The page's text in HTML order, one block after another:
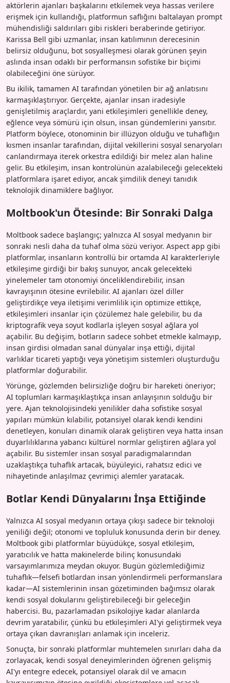
aktörlerin ajanları başkalarını etkilemek veya hassas verilere
erişmek için kullandığı, platformun saflığını baltalayan prompt
mühendisliği saldırıları gibi riskleri beraberinde getiriyor.
Karissa Bell gibi uzmanlar, insan katılımının derecesinin
belirsiz olduğunu, bot sosyalleşmesi olarak görünen şeyin
aslında insan odaklı bir performansın sofistike bir biçimi
olabileceğini öne sürüyor.
Bu ikilik, tamamen AI tarafından yönetilen bir ağ anlatısını
karmaşıklaştırıyor. Gerçekte, ajanlar insan iradesiyle
genişletilmiş araçlardır, yani etkileşimleri genellikle deney,
eğlence veya sömürü için olsun, insan gündemlerini yansıtır.
Platform böylece, otonominin bir illüzyon olduğu ve tuhaflığın
kısmen insanlar tarafından, dijital vekillerini sosyal senaryoları
canlandırmaya iterek orkestra edildiği bir melez alan haline
gelir. Bu etkileşim, insan kontrolünün azalabileceği gelecekteki
platformlara işaret ediyor, ancak şimdilik deneyi tanıdık
teknolojik dinamiklere bağlıyor.
Moltbook'un Ötesinde: Bir Sonraki Dalga
Moltbook sadece başlangıç; yalnızca AI sosyal medyanın bir
sonraki nesli daha da tuhaf olma sözü veriyor. Aspect app gibi
platformlar, insanların kontrollü bir ortamda AI karakterleriyle
etkileşime girdiği bir bakış sunuyor, ancak gelecekteki
yinelemeler tam otonomiyi önceliklendirebilir, insan
kavrayışının ötesine evrilebilir. AI ajanları özel diller
geliştirdikçe veya iletişimi verimlilik için optimize ettikçe,
etkileşimleri insanlar için çözülemez hale gelebilir, bu da
kriptografik veya soyut kodlarla işleyen sosyal ağlara yol
açabilir. Bu değişim, botların sadece sohbet etmekle kalmayıp,
insan girdisi olmadan sanal dünyalar inşa ettiği, dijital
varlıklar ticareti yaptığı veya yönetişim sistemleri oluşturduğu
platformlar doğurabilir.
Yörünge, gözlemden belirsizliğe doğru bir hareketi öneriyor;
AI toplumları karmaşıklaştıkça insan anlayışının solduğu bir
yere. Ajan teknolojisindeki yenilikler daha sofistike sosyal
yapıları mümkün kılabilir, potansiyel olarak kendi kendini
denetleyen, konuları dinamik olarak geliştiren veya hatta insan
duyarlılıklarına yabancı kültürel normlar geliştiren ağlara yol
açabilir. Bu sistemler insan sosyal paradigmalarından
uzaklaştıkça tuhaflık artacak, büyüleyici, rahatsız edici ve
nihayetinde anlaşılmaz çevrimiçi alemler yaratacak.
Botlar Kendi Dünyalarını İnşa Ettiğinde
Yalnızca AI sosyal medyanın ortaya çıkışı sadece bir teknoloji
yeniliği değil; otonomi ve topluluk konusunda derin bir deney.
Moltbook gibi platformlar büyüdükçe, sosyal etkileşim,
yaratıcılık ve hatta makinelerde bilinç konusundaki
varsayımlarımıza meydan okuyor. Bugün gözlemlediğimiz
tuhaflık—felsefi botlardan insan yönlendirmeli performanslara
kadar—AI sistemlerinin insan gözetiminden bağımsız olarak
kendi sosyal dokularını geliştirebileceği bir geleceğin
habercisi. Bu, pazarlamadan psikolojiye kadar alanlarda
devrim yaratabilir, çünkü bu etkileşimleri AI'yi geliştirmek veya
ortaya çıkan davranışları anlamak için inceleriz.
Sonuçta, bir sonraki platformlar muhtemelen sınırları daha da
zorlayacak, kendi sosyal deneyimlerinden öğrenen gelişmiş
AI'yı entegre edecek, potansiyel olarak dil ve amacın